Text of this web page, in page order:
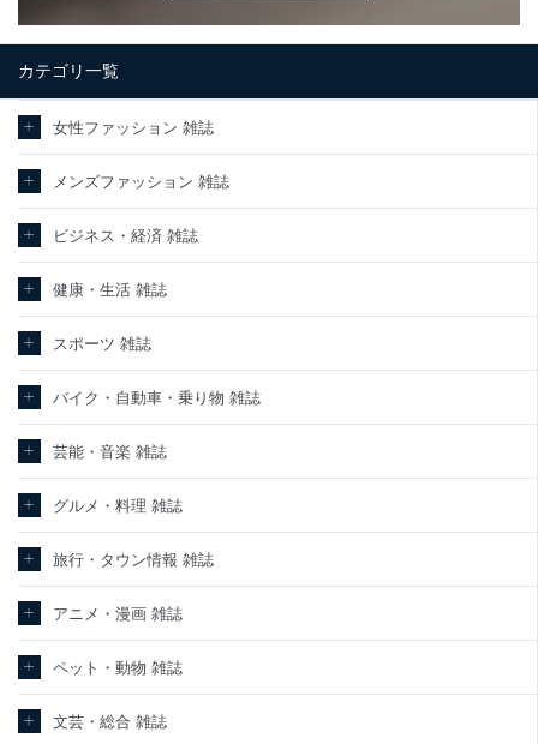
カテゴリ一覧
女性ファッション 雑誌
メンズファッション 雑誌
ビジネス・経済 雑誌
健康・生活 雑誌
スポーツ 雑誌
バイク・自動車・乗り物 雑誌
芸能・音楽 雑誌
グルメ・料理 雑誌
旅行・タウン情報 雑誌
アニメ・漫画 雑誌
ペット・動物 雑誌
文芸・総合 雑誌